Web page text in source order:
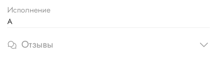
Исполнение
А
Отзывы